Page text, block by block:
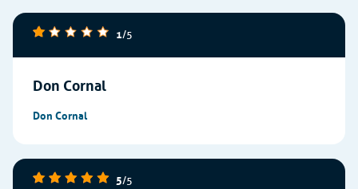
1/5
Don Cornal
Don Cornal
5/5